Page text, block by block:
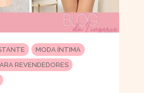
MODA ÍNTIMA
REVENDEDORES